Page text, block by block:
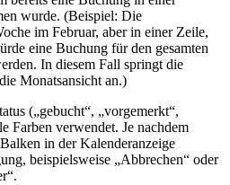
wurde. (Beispiel: Die
im Februar, aber in einer Zeile,
eine Buchung für den gesamten
In diesem Fall springt die
Monatsansicht an.)
(„gebucht“, „vorgemerkt“,
Farben verwendet. Je nachdem
in der Kalenderanzeige
beispielsweise „Abbrechen“ oder